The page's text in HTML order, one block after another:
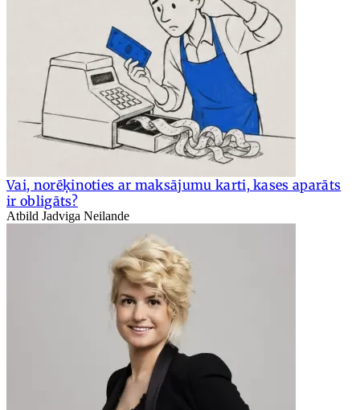
Vai, norēķinoties ar maksājumu karti, kases aparāts
ir obligāts?
Atbild Jadviga Neilande